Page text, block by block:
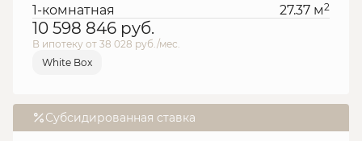
1-комнатная 27.37 м2
10 598 846 руб.
В ипотеку от 38 028 руб./мес.
White Box
Субсидированная ставка